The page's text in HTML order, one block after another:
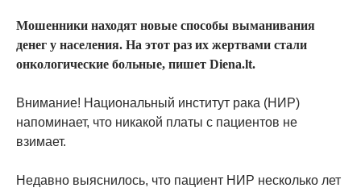
Мошенники находят новые способы выманивания
денег у населения. На этот раз их жертвами стали
онкологические больные, пишет Diena.lt.
Внимание! Национальный институт рака (НИР)
напоминает, что никакой платы с пациентов не
взимает.
Недавно выяснилось, что пациент НИР несколько лет